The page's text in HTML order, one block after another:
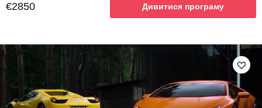
€2850 Дивитися програму